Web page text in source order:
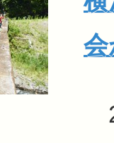
会